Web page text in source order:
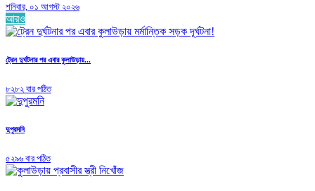
শনিবার, ০১ আগস্ট ২০২৬
আরও
ট্রেন দুর্ঘটনার পর এবার কুলাউড়ায়...
৮২৮২ বার পঠিত
দুপুরমনি
৫২৯৬ বার পঠিত